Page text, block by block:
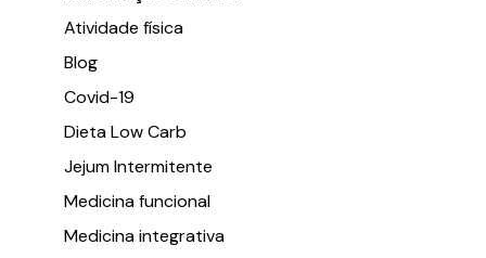
Atividade física
Blog
Covid-19
Dieta Low Carb
Jejum Intermitente
Medicina funcional
Medicina integrativa